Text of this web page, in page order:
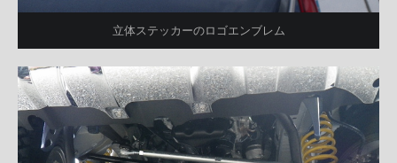
立体ステッカーのロゴエンブレム